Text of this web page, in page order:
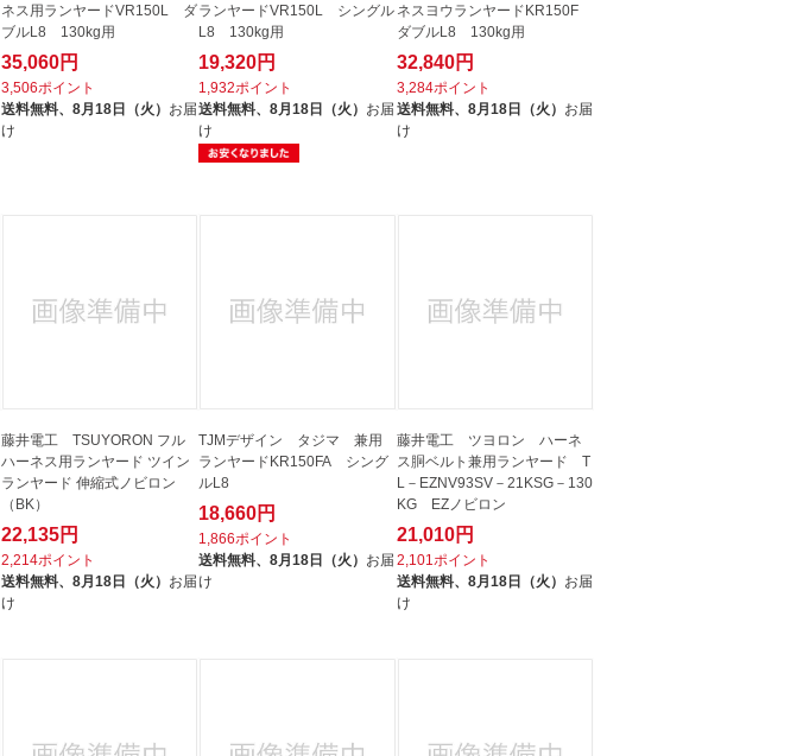
ネス用ランヤードVR150L ダ
ブルL8 130kg用
35,060円
3,506ポイント
送料無料、 8月18日（火） お届
け
ランヤードVR150L シングル
L8 130kg用
19,320円
1,932ポイント
送料無料、8月18日（火） お届
け
ネスヨウランヤードKR150F
ダブルL8 130kg用
32,840円
3,284ポイント
送料無料、 8月18日（火） お届
け
藤井電工 TSUYORON フル
ハーネス用ランヤード ツイン
ランヤード 伸縮式ノビロン
（BK）
22,135円
2,214ポイント
送料無料、 8月18日（火） お届
け
TJMデザイン タジマ 兼用
ランヤードKR150FA シング
ルL8
18,660円
1,866ポイント
送料無料、8月18日（火） お届
け
藤井電工 ツヨロン ハーネ
ス胴ベルト兼用ランヤード T
L－EZNV93SV－21KSG－130
KG EZノビロン
21,010円
2,101ポイント
送料無料、 8月18日（火） お届
け